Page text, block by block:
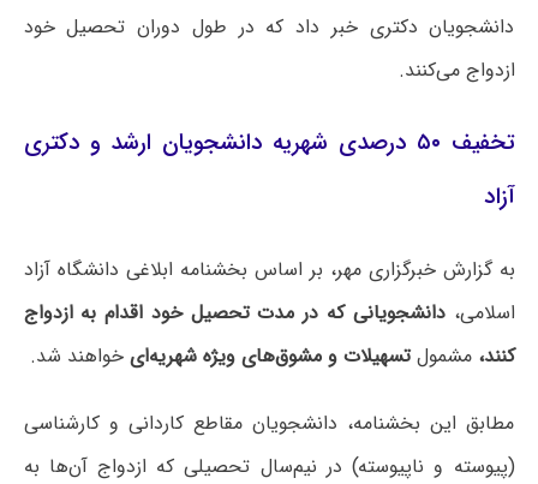
دانشجویان دکتری خبر داد که در طول دوران تحصیل خود
ازدواج می‌کنند.
تخفیف ۵۰ درصدی شهریه دانشجویان ارشد و دکتری
آزاد
به گزارش خبرگزاری مهر، بر اساس بخشنامه ابلاغی دانشگاه آزاد
اسلامی،دانشجویانی که در مدت تحصیل خود اقدام به ازدواج
کنند، مشمولتسهیلات و مشوق‌های ویژه شهریه‌ای خواهند شد.
مطابق این بخشنامه، دانشجویان مقاطع کاردانی و کارشناسی
(پیوسته و ناپیوسته) در نیم‌سال تحصیلی که ازدواج آن‌ها به